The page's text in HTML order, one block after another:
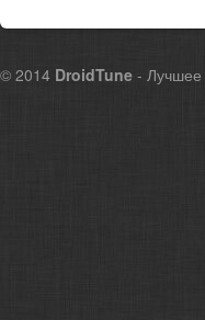
© 2014 DroidTune - Лучшее